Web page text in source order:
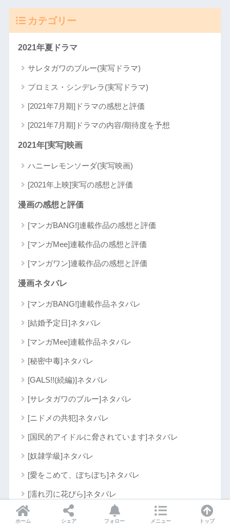
カテゴリー
2021年夏ドラマ
サレタガワのブルー(実写ドラマ)
プロミス・シンデレラ(実写ドラマ)
[2021年7月期]ドラマの感想と評価
[2021年7月期]ドラマの内容/期待度を予想
2021年[実写]映画
ハニーレモンソーダ(実写映画)
[2021年上映]実写の感想と評価
漫画の感想と評価
[マンガBANG!]連載作品の感想と評価
[マンガMee]連載作品の感想と評価
[マンガワン]連載作品の感想と評価
漫画ネタバレ
[マンガBANG!]連載作品ネタバレ
[結婚予定日]ネタバレ
[マンガMee]連載作品ネタバレ
[秘密中毒]ネタバレ
[GALS!!(続編)]ネタバレ
[サレタガワのブルー]ネタバレ
[ニドメの共犯]ネタバレ
[国民的アイドルに脅されています]ネタバレ
[奴隷学級]ネタバレ
[愛をこめて、ぼちぼち]ネタバレ
[濡れ刃に花びら]ネタバレ
[猫には猫の猫ごはん。]ネタバレ
ホーム シェア フォロー メニュー トップ